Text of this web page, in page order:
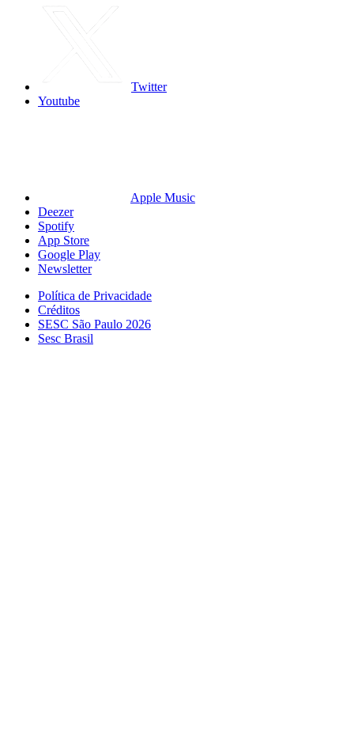
Twitter
Youtube
Apple Music
Deezer
Spotify
App Store
Google Play
Newsletter
Política de Privacidade
Créditos
SESC São Paulo 2026
Sesc Brasil